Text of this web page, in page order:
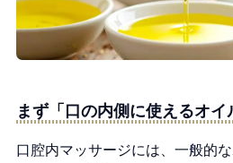
まず「口の内側に使えるオイ
口腔内マッサージには、一般的